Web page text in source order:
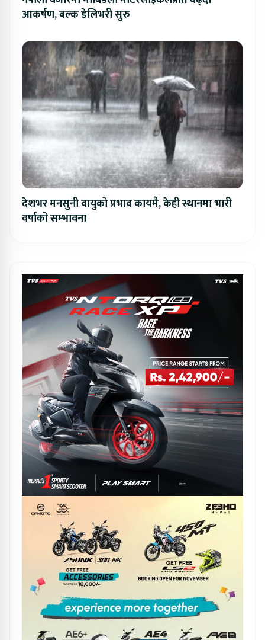
आकर्षण, बल्क डेलिभरी सुरु
देशभर मनसुनी वायुको प्रभाव कायमै, केही स्थानमा भारी
वर्षाको सम्भावना